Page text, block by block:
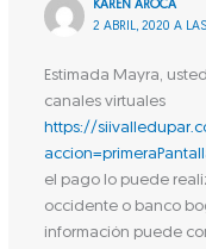
KAREN AROCA
2 ABRIL, 2020 A
Estimada Mayra,
canales virtuales
https://
el pago lo puede
occidente o banco
información puede